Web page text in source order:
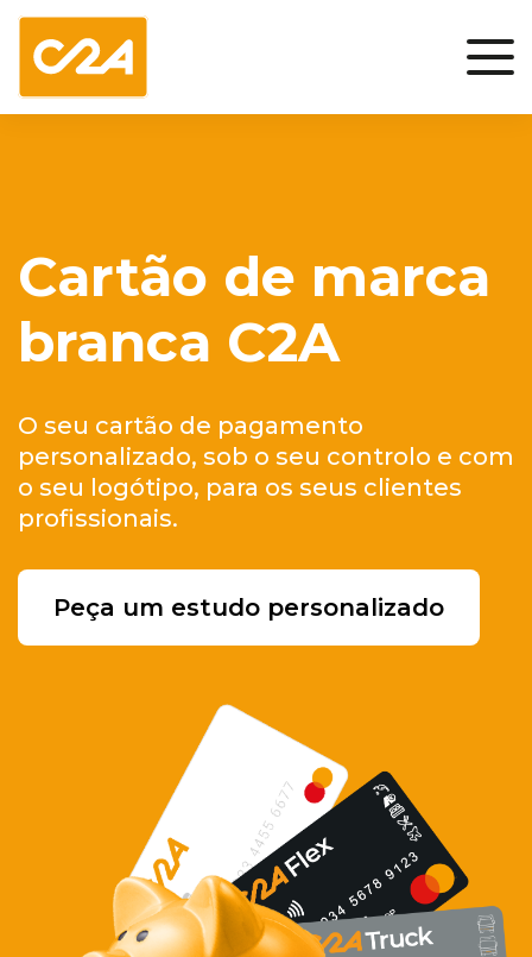
Cartão de marca
branca C2A
O seu cartão de pagamento
personalizado, sob o seu controlo e com
o seu logótipo, para os seus clientes
profissionais.
Peça um estudo personalizado